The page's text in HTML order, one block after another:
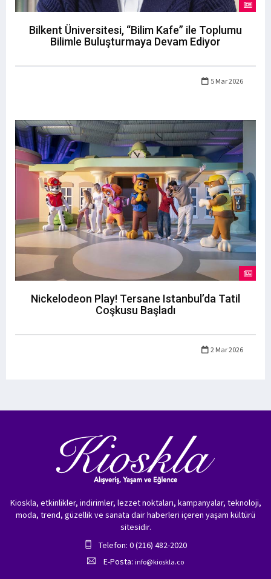
Bilkent Üniversitesi, “Bilim Kafe” ile Toplumu
Bilimle Buluşturmaya Devam Ediyor
5 Mar 2026
Nickelodeon Play! Tersane Istanbul’da Tatil
Coşkusu Başladı
2 Mar 2026
Kioskla, etkinlikler, indirimler, lezzet noktaları, kampanyalar, teknoloji,
moda, trend, güzellik ve sanata dair haberleri içeren yaşam kültürü
sitesidir.
Telefon: 0 (216) 482-2020
E-Posta: info@kioskla.co